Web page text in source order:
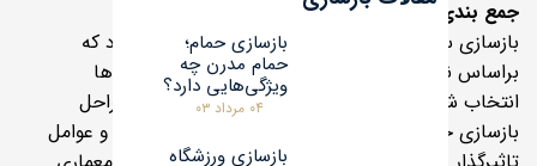
جمع بندی
بازسازی ساختمان با روش‌های مختلفی صورت می‌گیرد که
براساس نقشه کار و نظر متخصصان باید یکی از روش‌ها
انتخاب شود. در این مقاله به طور مختصر شما را با مراحل
بازسازی خانه، اولویت‌بندی کارهای مربوط به بازسازی و عوامل
بازسازی حمام؛
حمام مدرن چه
ویژگی‌هایی دارد؟
۰۴ مرداد ۰۳
بازسازی ورزشگاه